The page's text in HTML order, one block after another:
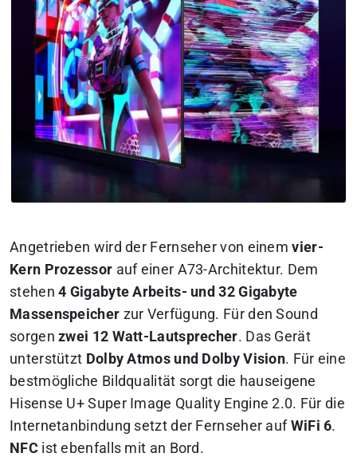
Angetrieben wird der Fernseher von einemvier-
Kern Prozessor auf einer A73-Architektur. Dem
stehen4 Gigabyte Arbeits- und 32 Gigabyte
Massenspeicher zur Verfügung. Für den Sound
sorgenzwei 12 Watt-Lautsprecher. Das Gerät
unterstützt Dolby Atmos und Dolby Vision. Für eine
bestmögliche Bildqualität sorgt die hauseigene
Hisense U+ Super Image Quality Engine 2.0. Für die
Internetanbindung setzt der Fernseher auf WiFi 6.
NFCist ebenfalls mit an Bord.